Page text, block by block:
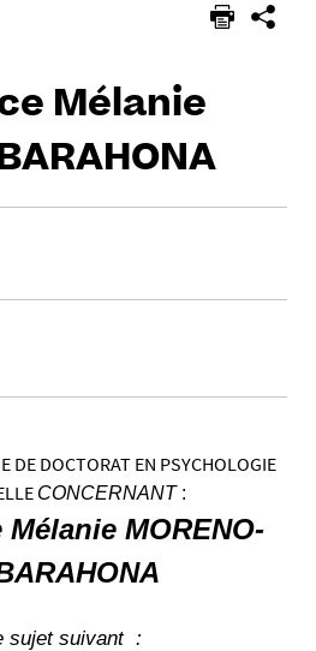
Mélanie
DE DOCTORAT EN PSYCHOLOGIE
CONCERNANT :
Mélanie MORENO-
sujet suivant :